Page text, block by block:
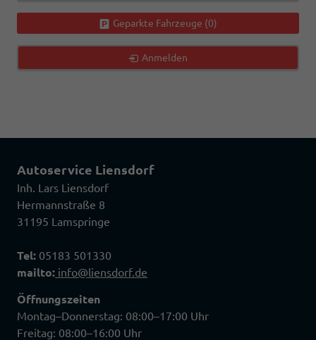
Geparkte Fahrzeuge (0)
Anmelden
Autoservice Liensdorf
Inh. Lars Liensdorf
Hermannstraße 8
31195 Lamspringe
Tel: 05183 501330
mailto: info@liensdorf.de
Öffnungszeiten
Montag–Donnerstag: 08:00–17:00 Uhr
Freitag: 08:00–16:00 Uhr